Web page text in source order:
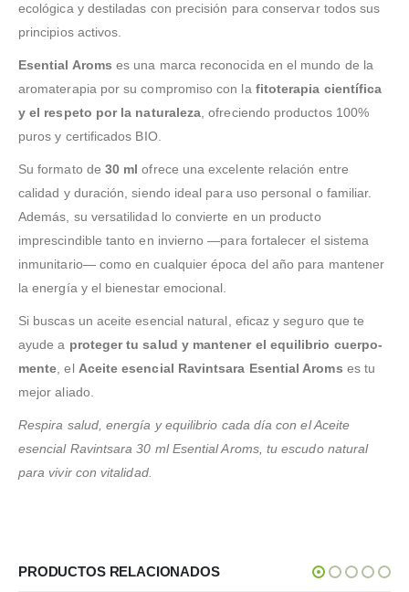
ecológica y destiladas con precisión para conservar todos sus
principios activos.
Esential Aroms es una marca reconocida en el mundo de la
aromaterapia por su compromiso con la fitoterapia científica
y el respeto por la naturaleza, ofreciendo productos 100%
puros y certificados BIO.
Su formato de 30 ml ofrece una excelente relación entre
calidad y duración, siendo ideal para uso personal o familiar.
Además, su versatilidad lo convierte en un producto
imprescindible tanto en invierno —para fortalecer el sistema
inmunitario— como en cualquier época del año para mantener
la energía y el bienestar emocional.
Si buscas un aceite esencial natural, eficaz y seguro que te
ayude a proteger tu salud y mantener el equilibrio cuerpo-
mente, el Aceite esencial Ravintsara Esential Aroms es tu
mejor aliado.
Respira salud, energía y equilibrio cada día con el Aceite
esencial Ravintsara 30 ml Esential Aroms, tu escudo natural
para vivir con vitalidad.
PRODUCTOS RELACIONADOS